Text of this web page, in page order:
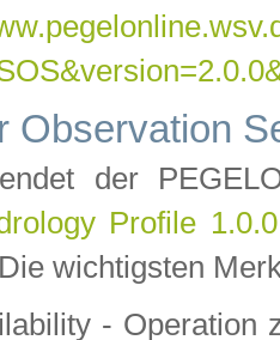
Observation
der
Profile
wichtigsten
- Operation